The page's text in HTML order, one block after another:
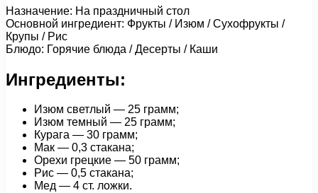
Назначение: На праздничный стол
Основной ингредиент: Фрукты / Изюм / Сухофрукты /
Крупы / Рис
Блюдо: Горячие блюда / Десерты / Каши
Ингредиенты:
Изюм светлый — 25 грамм;
Изюм темный — 25 грамм;
Курага — 30 грамм;
Мак — 0,3 стакана;
Орехи грецкие — 50 грамм;
Рис — 0,5 стакана;
Мед — 4 ст. ложки.